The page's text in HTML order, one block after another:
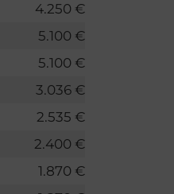
4.250 €
5.100 €
5.100 €
3.036 €
2.535 €
2.400 €
1.870 €